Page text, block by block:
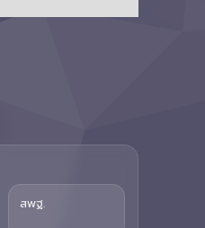
สพฐ.